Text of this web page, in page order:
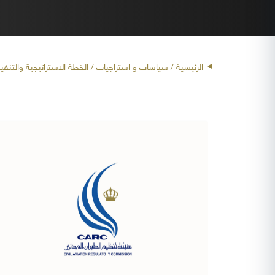
الرئيسية/ سياسات و استراجيات / الخطة الاستراتيجية